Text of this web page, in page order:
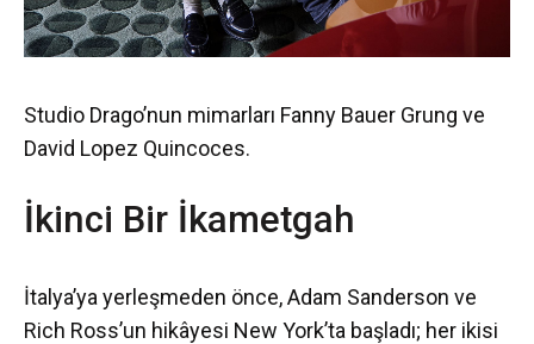
Studio Drago’nun mimarları Fanny Bauer Grung ve
David Lopez Quincoces.
İkinci Bir İkametgah
İtalya’ya yerleşmeden önce, Adam Sanderson ve
Rich Ross’un hikâyesi New York’ta başladı; her ikisi